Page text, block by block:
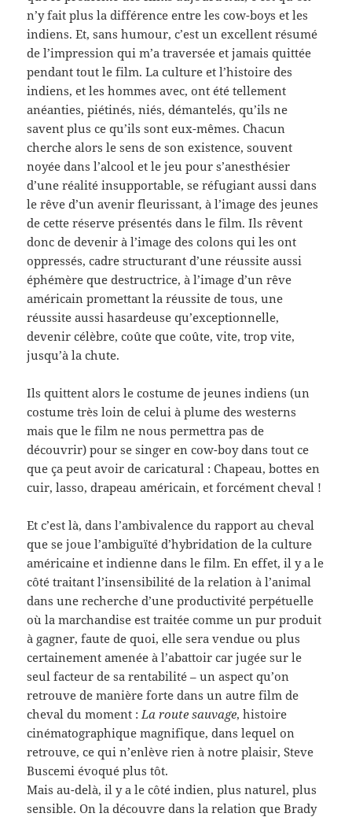
n’y fait plus la différence entre les cow-boys et les
indiens. Et, sans humour, c’est un excellent résumé
de l’impression qui m’a traversée et jamais quittée
pendant tout le film. La culture et l’histoire des
indiens, et les hommes avec, ont été tellement
anéanties, piétinés, niés, démantelés, qu’ils ne
savent plus ce qu’ils sont eux-mêmes. Chacun
cherche alors le sens de son existence, souvent
noyée dans l’alcool et le jeu pour s’anesthésier
d’une réalité insupportable, se réfugiant aussi dans
le rêve d’un avenir fleurissant, à l’image des jeunes
de cette réserve présentés dans le film. Ils rêvent
donc de devenir à l’image des colons qui les ont
oppressés, cadre structurant d’une réussite aussi
éphémère que destructrice, à l’image d’un rêve
américain promettant la réussite de tous, une
réussite aussi hasardeuse qu’exceptionnelle,
devenir célèbre, coûte que coûte, vite, trop vite,
jusqu’à la chute.
Ils quittent alors le costume de jeunes indiens (un
costume très loin de celui à plume des westerns
mais que le film ne nous permettra pas de
découvrir) pour se singer en cow-boy dans tout ce
que ça peut avoir de caricatural : Chapeau, bottes en
cuir, lasso, drapeau américain, et forcément cheval !
Et c’est là, dans l’ambivalence du rapport au cheval
que se joue l’ambiguïté d’hybridation de la culture
américaine et indienne dans le film. En effet, il y a le
côté traitant l’insensibilité de la relation à l’animal
dans une recherche d’une productivité perpétuelle
où la marchandise est traitée comme un pur produit
à gagner, faute de quoi, elle sera vendue ou plus
certainement amenée à l’abattoir car jugée sur le
seul facteur de sa rentabilité – un aspect qu’on
retrouve de manière forte dans un autre film de
cheval du moment : La route sauvage, histoire
cinématographique magnifique, dans lequel on
retrouve, ce qui n’enlève rien à notre plaisir, Steve
Buscemi évoqué plus tôt.
Mais au-delà, il y a le côté indien, plus naturel, plus
sensible. On la découvre dans la relation que Brady